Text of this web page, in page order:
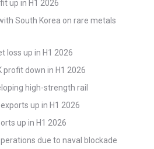
up in H1 2026
South Korea on rare metals
loss up in H1 2026
profit down in H1 2026
high-strength rail
up in H1 2026
up in H1 2026
due to naval blockade